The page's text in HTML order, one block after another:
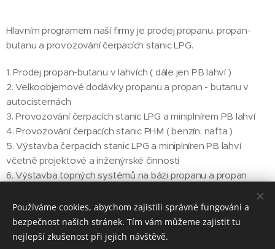
Hlavním programem naší firmy je prodej propanu, propan-
butanu a provozování čerpacích stanic LPG.
1. Prodej propan-butanu v lahvích ( dále jen PB lahví )
2. Velkoobjemové dodávky propanu a propan - butanu v
autocisternách
3. Provozování čerpacích stanic LPG a miniplnírem PB lahví
4. Provozování čerpacích stanic PHM ( benzín, nafta )
5. Výstavba čerpacích stanic LPG a miniplníren PB lahví
včetně projektové a inženýrské činnosti
6. Výstavba topných systémů na bázi propanu a propan
7. Prodej a pronájem zásobníků na propan a propan butan
Naše firma působí již 20 let v oblasti dodávek zkapalněných
Používáme cookies, abychom zajistili správné fungování a
bezpečnost našich stránek. Tím vám můžeme zajistit tu
nejlepší zkušenost při jejich návštěvě.